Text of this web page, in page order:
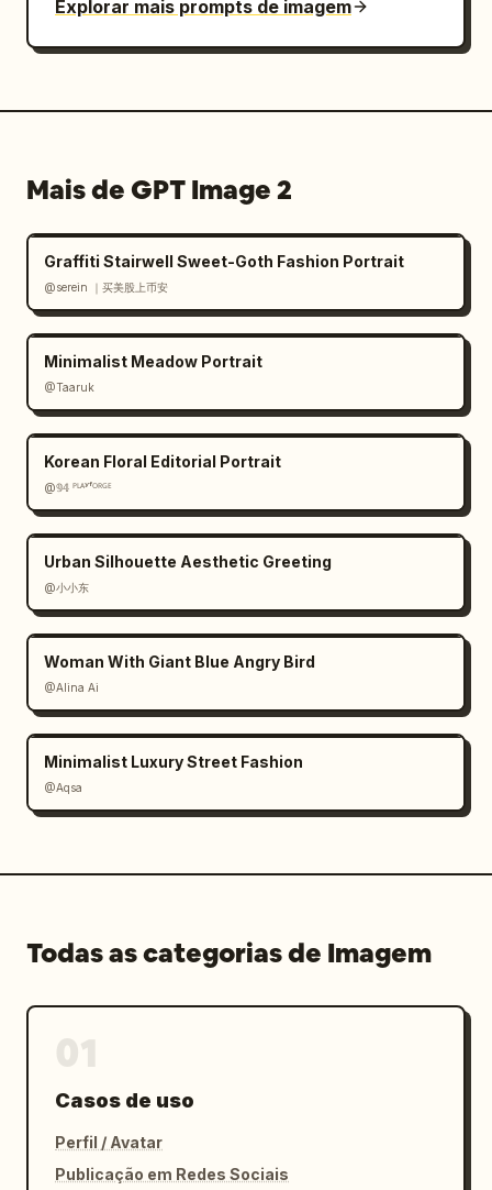
        }
      }
Explorar mais prompts de imagem
Mais de GPT Image 2
Graffiti Stairwell Sweet-Goth Fashion Portrait
@serein ｜买美股上币安
Minimalist Meadow Portrait
@Taaruk
Korean Floral Editorial Portrait
@𝟡𝟜 ᴾᴸᴬʸᶠᴼᴿᴳᴱ
Urban Silhouette Aesthetic Greeting
@小小东
Woman With Giant Blue Angry Bird
@Alina Ai
Minimalist Luxury Street Fashion
@Aqsa
Todas as categorias de Imagem
Casos de uso
Perfil / Avatar
Publicação em Redes Sociais